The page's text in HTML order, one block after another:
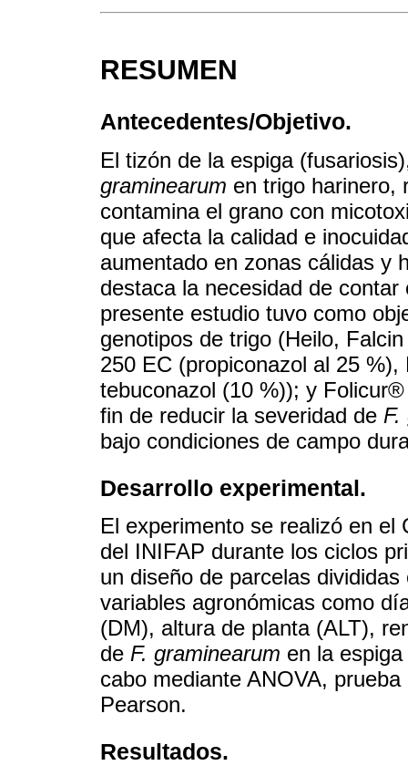
RESUMEN
Antecedentes/Objetivo.
El tizón de la espiga
graminearum en trigo harinero,
contamina el grano con
que afecta la calidad e
aumentado en zonas cálidas y
destaca la necesidad de
presente estudio tuvo como
genotipos de trigo (Heilo,
250 EC (propiconazol al 25
tebuconazol (10 %)); y
fin de reducir la severidad de F.
bajo condiciones de campo
Desarrollo experimental.
El experimento se realizó en el
del INIFAP durante los ciclos
un diseño de parcelas
variables agronómicas como
(DM), altura de planta (ALT),
de F. graminearum en la
cabo mediante ANOVA,
Pearson.
Resultados.